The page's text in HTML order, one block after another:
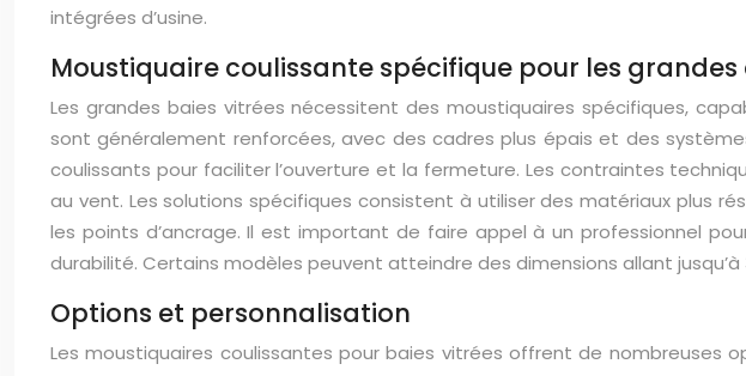
intégrées d’usine.
Moustiquaire coulissante spécifique pour les grandes
Les grandes baies vitrées nécessitent des moustiquaires spécifiques,
sont généralement renforcées, avec des cadres plus épais et des
coulissants pour faciliter l’ouverture et la fermeture. Les contraintes
au vent. Les solutions spécifiques consistent à utiliser des matériaux plus
les points d’ancrage. Il est important de faire appel à un professionnel
durabilité. Certains modèles peuvent atteindre des dimensions allant jusqu’à
Options et personnalisation
Les moustiquaires coulissantes pour baies vitrées offrent de nombreuses